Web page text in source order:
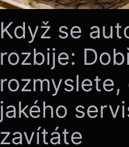
Když se
rozbije:
rozmyslete,
jakého
zavítáte